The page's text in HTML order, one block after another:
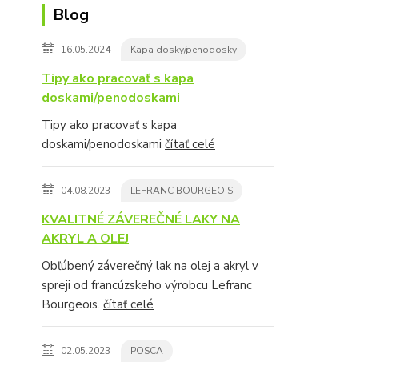
Blog
16.05.2024 Kapa dosky/penodosky
Tipy ako pracovať s kapa
doskami/penodoskami
Tipy ako pracovať s kapa
doskami/penodoskami čítať celé
04.08.2023 LEFRANC BOURGEOIS
KVALITNÉ ZÁVEREČNÉ LAKY NA
AKRYL A OLEJ
Obľúbený záverečný lak na olej a akryl v
spreji od francúzskeho výrobcu Lefranc
Bourgeois. čítať celé
02.05.2023 POSCA